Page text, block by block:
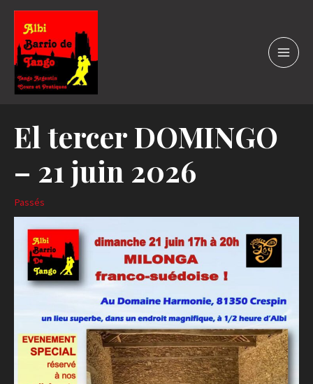
El tercer DOMINGO
– 21 juin 2026
Passés